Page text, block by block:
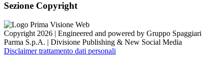
Sezione Copyright
Copyright 2026 | Engineered and powered by Gruppo Spaggiari
Parma S.p.A. | Divisione Publishing & New Social Media
Disclaimer trattamento dati personali